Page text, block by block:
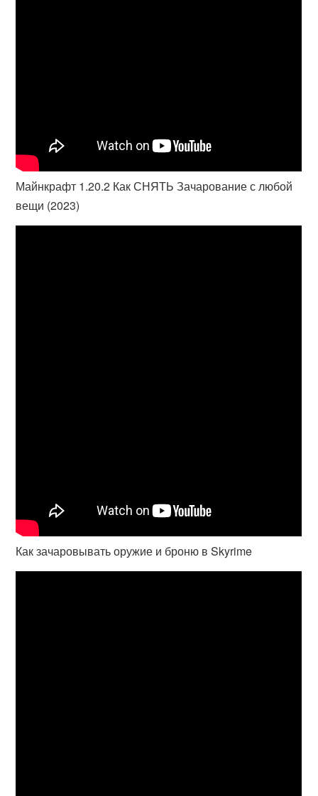
Майнкрафт 1.20.2 Как СНЯТЬ Зачарование с любой
вещи (2023)
Как зачаровывать оружие и броню в Skyrime